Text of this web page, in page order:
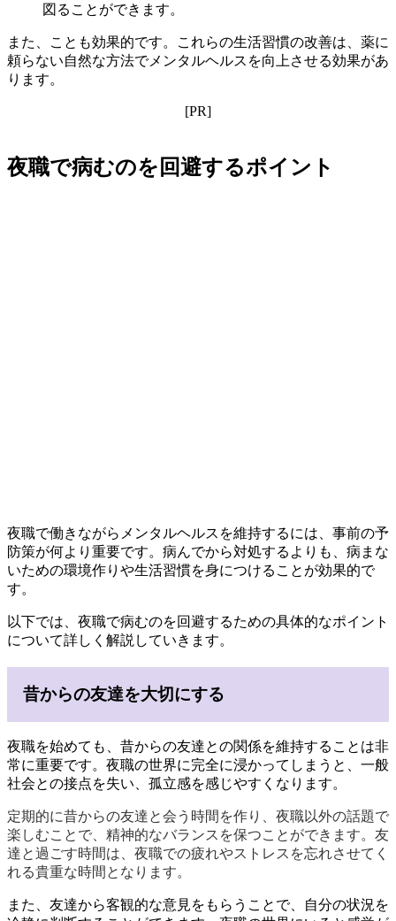
図ることができます。
また、ことも効果的です。これらの生活習慣の改善は、薬に
頼らない自然な方法でメンタルヘルスを向上させる効果があ
ります。
[PR]
夜職で病むのを回避するポイント
夜職で働きながらメンタルヘルスを維持するには、事前の予
防策が何より重要です。病んでから対処するよりも、病まな
いための環境作りや生活習慣を身につけることが効果的で
す。
以下では、夜職で病むのを回避するための具体的なポイント
について詳しく解説していきます。
昔からの友達を大切にする
夜職を始めても、昔からの友達との関係を維持することは非
常に重要です。夜職の世界に完全に浸かってしまうと、一般
社会との接点を失い、孤立感を感じやすくなります。
定期的に昔からの友達と会う時間を作り、夜職以外の話題で
楽しむことで、精神的なバランスを保つことができます。友
達と過ごす時間は、夜職での疲れやストレスを忘れさせてく
れる貴重な時間となります。
また、友達から客観的な意見をもらうことで、自分の状況を